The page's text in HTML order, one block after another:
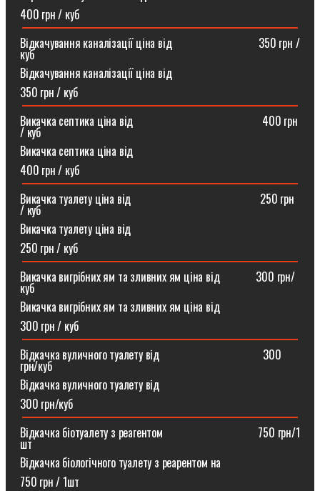
400 грн / куб
Відкачування каналізації ціна від ⠀⠀⠀⠀⠀⠀⠀⠀⠀⠀350 грн /
куб
Відкачування каналізації ціна від
350 грн / куб
Викачка септика ціна від ⠀⠀⠀⠀⠀⠀⠀⠀⠀⠀⠀⠀⠀⠀⠀400 грн
/ куб
Викачка септика ціна від
400 грн / куб
Викачка туалету ціна від ⠀⠀⠀⠀⠀⠀⠀⠀⠀⠀⠀⠀⠀⠀⠀250 грн
/ куб⠀
Викачка туалету ціна від
250 грн / куб
Викачка вигрібних ям та зливних ям ціна від ⠀⠀⠀⠀300 грн/
куб
Викачка вигрібних ям та зливних ям ціна від
300 грн / куб
Відкачка вуличного туалету від ⠀⠀⠀⠀⠀⠀⠀⠀⠀⠀⠀⠀300
грн/куб
Відкачка вуличного туалету від
300 грн/куб
Відкачка біотуалету з реагентом ⠀⠀⠀⠀⠀⠀⠀⠀⠀⠀⠀750 грн/1
шт
Відкачка біологічного туалету з реарентом на
750 грн / 1шт